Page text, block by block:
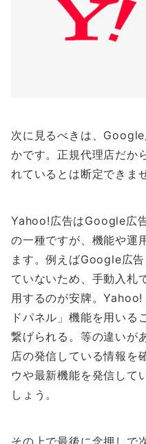
次に見るべきは、
かです。正規代理店だか
れているとは断定できま
Yahoo!広告はGoogle広
の一種ですが、機能や運
ます。例えばGoogle広
ていないため、手動入札
用するのが安牌。
ドパネル」機能を用いる
繋げられる。等の違いが
店の発信している情報を
ウや最新機能を発信して
しょう。
その上で最後に念押しで